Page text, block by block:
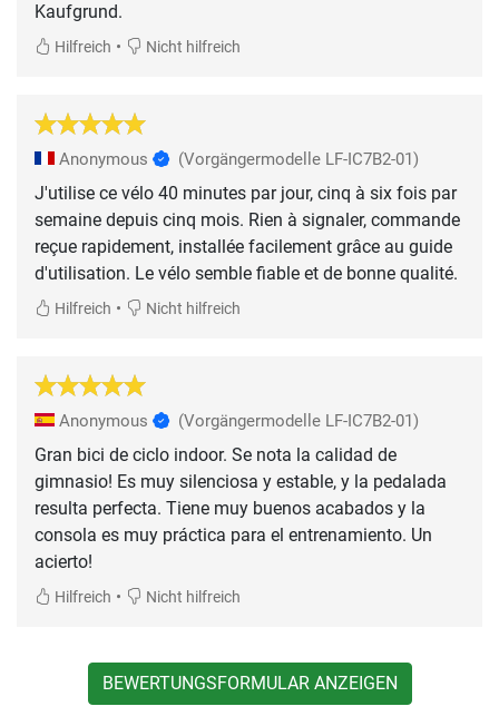
Kaufgrund.
Hilfreich • Nicht hilfreich
Anonymous (Vorgängermodelle LF-IC7B2-01)
J'utilise ce vélo 40 minutes par jour, cinq à six fois par
semaine depuis cinq mois. Rien à signaler, commande
reçue rapidement, installée facilement grâce au guide
d'utilisation. Le vélo semble fiable et de bonne qualité.
Hilfreich • Nicht hilfreich
Anonymous (Vorgängermodelle LF-IC7B2-01)
Gran bici de ciclo indoor. Se nota la calidad de
gimnasio! Es muy silenciosa y estable, y la pedalada
resulta perfecta. Tiene muy buenos acabados y la
consola es muy práctica para el entrenamiento. Un
acierto!
Hilfreich • Nicht hilfreich
BEWERTUNGSFORMULAR ANZEIGEN